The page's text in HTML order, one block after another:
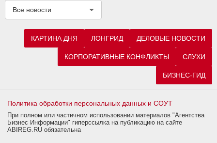
Все новости
КАРТИНА ДНЯ ЛОНГРИД ДЕЛОВЫЕ НОВОСТИ
КОРПОРАТИВНЫЕ КОНФЛИКТЫ СЛУХИ
БИЗНЕС-ГИД
Политика обработки персональных данных и СОУТ
При полном или частичном использовании материалов "Агентства
Бизнес Информации" гиперссылка на публикацию на сайте
ABIREG.RU обязательна